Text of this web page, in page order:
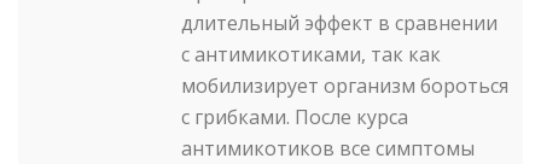
длительный эффект в сравнении
с антимикотиками, так как
мобилизирует организм бороться
с грибками. После курса
антимикотиков все симптомы